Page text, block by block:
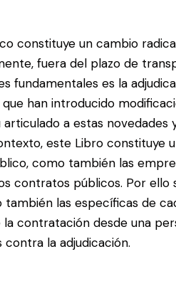
constituye un cambio
fuera del plazo de
fundamentales es la
han introducido
a estas novedades
este Libro constituye
como también las
contratos públicos. Por ello
también las específicas de
contratación desde una
la adjudicación.